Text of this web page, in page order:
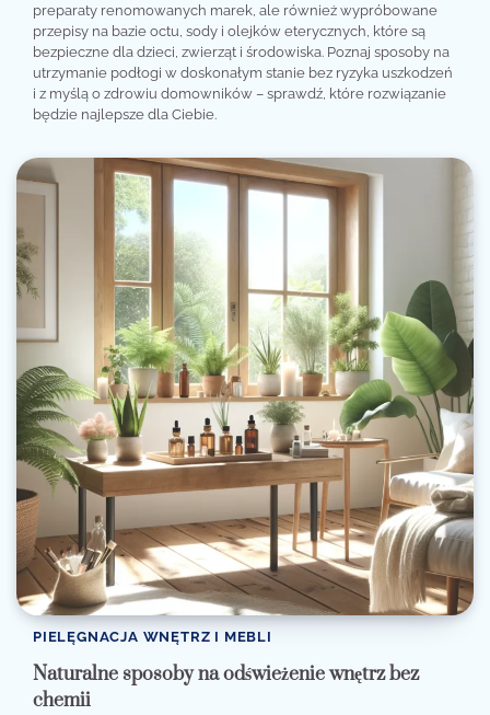
preparaty renomowanych marek, ale również wypróbowane
przepisy na bazie octu, sody i olejków eterycznych, które są
bezpieczne dla dzieci, zwierząt i środowiska. Poznaj sposoby na
utrzymanie podłogi w doskonałym stanie bez ryzyka uszkodzeń
i z myślą o zdrowiu domowników – sprawdź, które rozwiązanie
będzie najlepsze dla Ciebie.
PIELĘGNACJA WNĘTRZ I MEBLI
Naturalne sposoby na odświeżenie wnętrz bez
chemii